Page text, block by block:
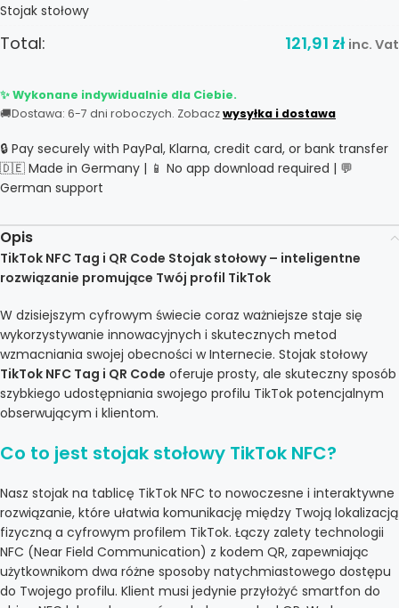
Stojak stołowy
Total: 121,91 zł inc. Vat
✨ Wykonane indywidualnie dla Ciebie.
🚚Dostawa: 6-7 dni roboczych. Zobaczwysyłka i dostawa
🔒 Pay securely with PayPal, Klarna, credit card, or bank transfer
🇩🇪 Made in Germany | 📱 No app download required | 💬
German support
Opis
TikTok NFC Tag i QR Code Stojak stołowy – inteligentne
rozwiązanie promujące Twój profil TikTok
W dzisiejszym cyfrowym świecie coraz ważniejsze staje się
wykorzystywanie innowacyjnych i skutecznych metod
wzmacniania swojej obecności w Internecie. Stojak stołowy
TikTok NFC Tag i QR Code oferuje prosty, ale skuteczny sposób
szybkiego udostępniania swojego profilu TikTok potencjalnym
obserwującym i klientom.
Co to jest stojak stołowy TikTok NFC?
Nasz stojak na tablicę TikTok NFC to nowoczesne i interaktywne
rozwiązanie, które ułatwia komunikację między Twoją lokalizacją
fizyczną a cyfrowym profilem TikTok. Łączy zalety technologii
NFC (Near Field Communication) z kodem QR, zapewniając
użytkownikom dwa różne sposoby natychmiastowego dostępu
do Twojego profilu. Klient musi jedynie przyłożyć smartfon do